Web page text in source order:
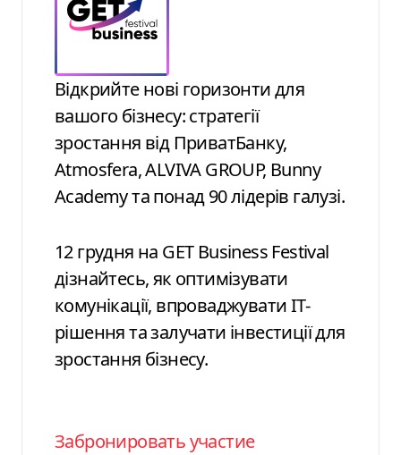
Відкрийте нові горизонти для
вашого бізнесу: стратегії
зростання від ПриватБанку,
Atmosfera, ALVIVA GROUP, Bunny
Academy та понад 90 лідерів галузі.
12 грудня на GET Business Festival
дізнайтесь, як оптимізувати
комунікації, впроваджувати ІТ-
рішення та залучати інвестиції для
зростання бізнесу.
Забронировать участие